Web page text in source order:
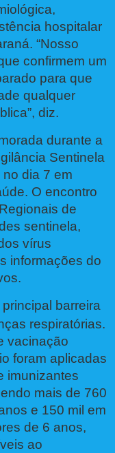
hospitalar
“Nosso
confirmem um
para que
qualquer
diz.
durante a
Sentinela
dia 7 em
O encontro
de
sentinela,
vírus
informações do
barreira
respiratórias.
vacinação
foram aplicadas
imunizantes
mais de 760
e 150 mil em
de 6 anos,
ao